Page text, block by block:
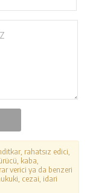
rahatsız edici,
kaba,
verici ya da benzeri
cezai, idari